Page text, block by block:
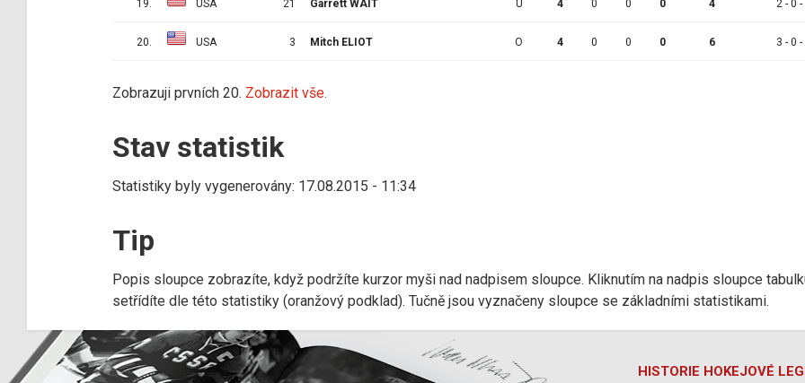
19. USA 21 Garrett WAIT U 4 0 0 0 4 2 - 0 -
20. USA 3 Mitch ELIOT O 4 0 0 0 6 3 - 0 -
Zobrazuji prvních 20. Zobrazit vše.
Stav statistik
Statistiky byly vygenerovány: 17.08.2015 - 11:34
Tip
Popis sloupce zobrazíte, když podržíte kurzor myši nad nadpisem sloupce. Kliknutím na nadpis sloupce
setřídíte dle této statistiky (oranžový podklad). Tučně jsou vyznačeny sloupce se základními statistikami.
HISTORIE HOKEJOVÉ